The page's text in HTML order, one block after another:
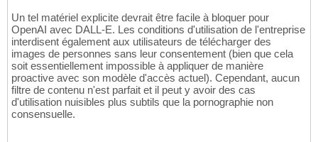
Un tel matériel explicite devrait être facile à bloquer pour
OpenAI avec DALL-E. Les conditions d'utilisation de l'entreprise
interdisent également aux utilisateurs de télécharger des
images de personnes sans leur consentement (bien que cela
soit essentiellement impossible à appliquer de manière
proactive avec son modèle d'accès actuel). Cependant, aucun
filtre de contenu n'est parfait et il peut y avoir des cas
d'utilisation nuisibles plus subtils que la pornographie non
consensuelle.